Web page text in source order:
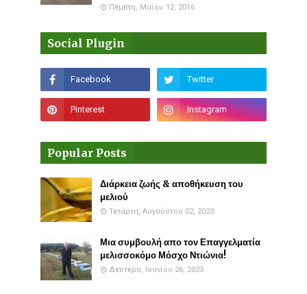
Πέμπτη, Μαΐου 12, 2016
Social Plugin
Popular Posts
Διάρκεια ζωής & αποθήκευση του
μελιού
Τετάρτη, Αυγούστου 02, 2023
Μια συμβουλή απο τον Επαγγελματία
μελισσοκόμο Μόσχο Ντιώνια!
Δευτέρα, Ιουνίου 26, 2023